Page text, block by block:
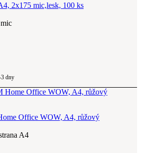
2x175 mic,lesk, 100 ks
dny
Office WOW, A4, růžový
A4